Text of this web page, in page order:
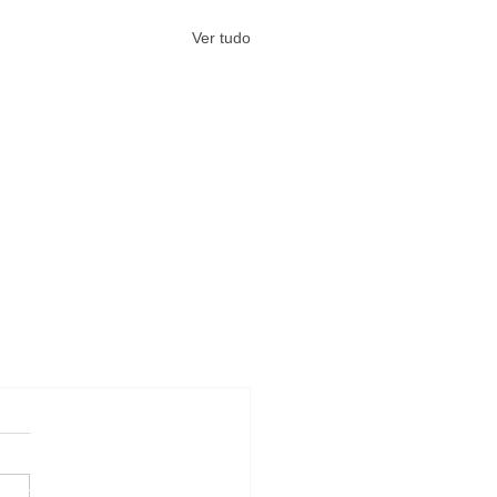
Ver tudo
#Arquivos